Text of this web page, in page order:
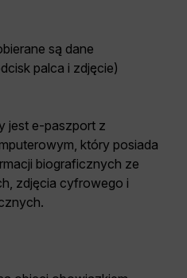
są dane
palca i zdjęcie)
jest e-paszport z
który posiada
biograficznych ze
zdjęcia cyfrowego i